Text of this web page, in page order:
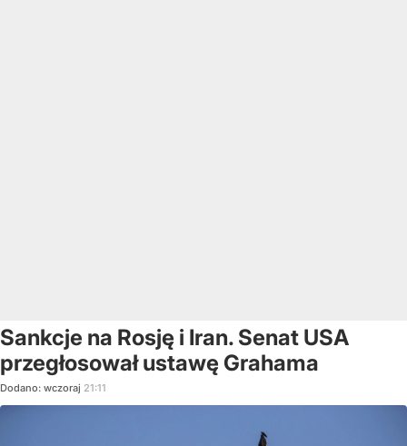
Sankcje na Rosję i Iran. Senat USA
przegłosował ustawę Grahama
Dodano: wczoraj 21:11